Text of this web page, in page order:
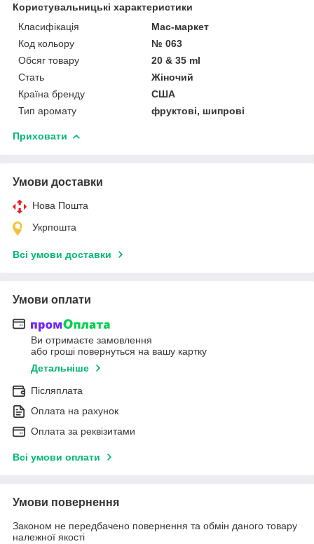
Користувальницькі характеристики
Класифікація
Мас-маркет
Код кольору
№ 063
Обсяг товару
20 & 35 ml
Стать
Жіночий
Країна бренду
США
Тип аромату
фруктові, шипрові
Приховати
Умови доставки
Нова Пошта
Укрпошта
Всі умови доставки
Умови оплати
Ви отримаєте замовлення
або гроші повернуться на вашу картку
Детальніше
Післяплата
Оплата на рахунок
Оплата за реквізитами
Всі умови оплати
Умови повернення
Законом не передбачено повернення та обмін даного товару
належної якості